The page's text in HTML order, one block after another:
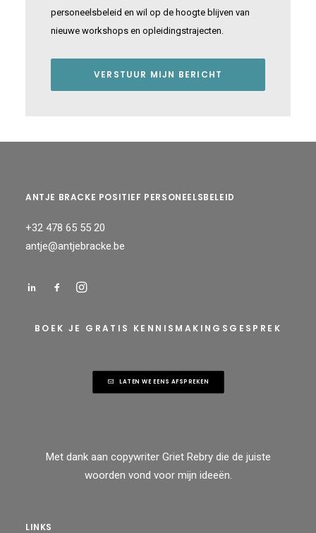
personeelsbeleid en wil op de hoogte blijven van
nieuwe workshops en opleidingstrajecten.
ANTJE BRACKE POSITIEF PERSONEELSBELEID
+32 478 65 55 20
antje@antjebracke.be
BOEK JE GRATIS KENNISMAKINGSGESPREK
LATEN WE EENS AFSPREKEN
Met dank aan copywriter Griet Rebrydie de juiste
woorden vond voor mijn ideeën.
LINKS